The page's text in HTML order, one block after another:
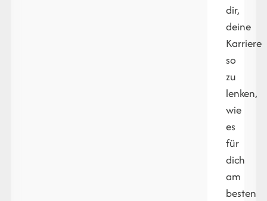
dir,
deine
Karriere
so
zu
lenken,
wie
es
für
dich
am
besten